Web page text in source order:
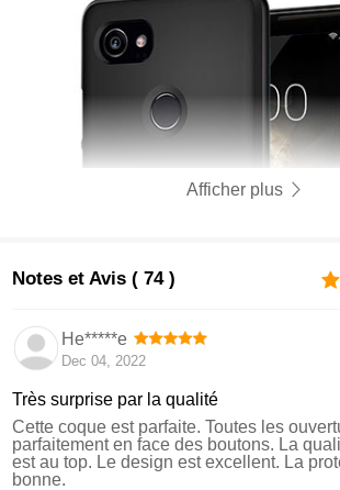
Afficher plus
Notes et Avis ( 74 )
He*****e
Dec 04, 2022
Très surprise par la qualité
Cette coque est parfaite. Toutes les
parfaitement en face des boutons. La
est au top. Le design est excellent. La
bonne.